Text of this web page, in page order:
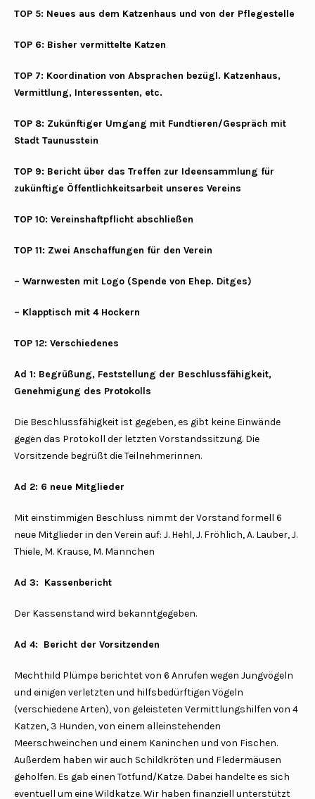
TOP 5: Neues aus dem Katzenhaus und von der Pflegestelle
TOP 6: Bisher vermittelte Katzen
TOP 7: Koordination von Absprachen bezügl. Katzenhaus,
Vermittlung, Interessenten, etc.
TOP 8: Zukünftiger Umgang mit Fundtieren/Gespräch mit
Stadt Taunusstein
TOP 9: Bericht über das Treffen zur Ideensammlung für
zukünftige Öffentlichkeitsarbeit unseres Vereins
TOP 10: Vereinshaftpflicht abschließen
TOP 11: Zwei Anschaffungen für den Verein
– Warnwesten mit Logo (Spende von Ehep. Ditges)
– Klapptisch mit 4 Hockern
TOP 12: Verschiedenes
Ad 1: Begrüßung, Feststellung der Beschlussfähigkeit,
Genehmigung des Protokolls
Die Beschlussfähigkeit ist gegeben, es gibt keine Einwände
gegen das Protokoll der letzten Vorstandssitzung. Die
Vorsitzende begrüßt die Teilnehmerinnen.
Ad 2: 6 neue Mitglieder
Mit einstimmigen Beschluss nimmt der Vorstand formell 6
neue Mitglieder in den Verein auf: J. Hehl, J. Fröhlich, A. Lauber, J.
Thiele, M. Krause, M. Männchen
Ad 3: Kassenbericht
Der Kassenstand wird bekanntgegeben.
Ad 4: Bericht der Vorsitzenden
Mechthild Plümpe berichtet von 6 Anrufen wegen Jungvögeln
und einigen verletzten und hilfsbedürftigen Vögeln
(verschiedene Arten), von geleisteten Vermittlungshilfen von 4
Katzen, 3 Hunden, von einem alleinstehenden
Meerschweinchen und einem Kaninchen und von Fischen.
Außerdem haben wir auch Schildkröten und Fledermäusen
geholfen. Es gab einen Totfund/Katze. Dabei handelte es sich
eventuell um eine Wildkatze. Wir haben finanziell unterstützt